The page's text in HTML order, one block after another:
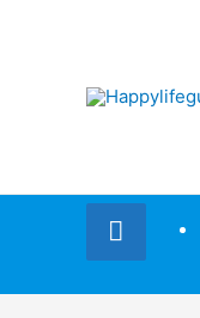
Секция
под